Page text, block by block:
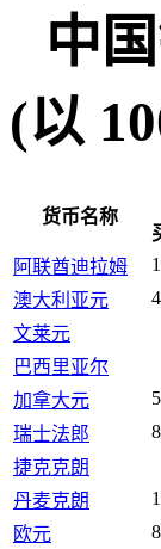
中
(以
货币名称
阿联酋迪拉姆
澳大利亚元
文莱元
巴西里亚尔
加拿大元
瑞士法郎
捷克克朗
丹麦克朗
欧元